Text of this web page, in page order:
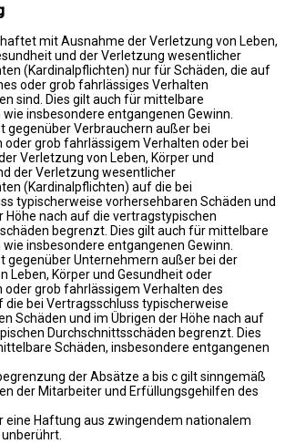
mit Ausnahme der Verletzung von Leben,
und der Verletzung wesentlicher
(Kardinalpflichten) nur für Schäden, die auf
oder grob fahrlässiges Verhalten
sind. Dies gilt auch für mittelbare
wie insbesondere entgangenen Gewinn.
gegenüber Verbrauchern außer bei
oder grob fahrlässigem Verhalten oder bei
Verletzung von Leben, Körper und
der Verletzung wesentlicher
(Kardinalpflichten) auf die bei
typischerweise vorhersehbaren Schäden und
Höhe nach auf die vertragstypischen
begrenzt. Dies gilt auch für mittelbare
wie insbesondere entgangenen Gewinn.
gegenüber Unternehmern außer bei der
Leben, Körper und Gesundheit oder
oder grob fahrlässigem Verhalten des
die bei Vertragsschluss typischerweise
Schäden und im Übrigen der Höhe nach auf
Durchschnittsschäden begrenzt. Dies
Schäden, insbesondere entgangenen
der Absätze a bis c gilt sinngemäß
der Mitarbeiter und Erfüllungsgehilfen des
eine Haftung aus zwingendem nationalem